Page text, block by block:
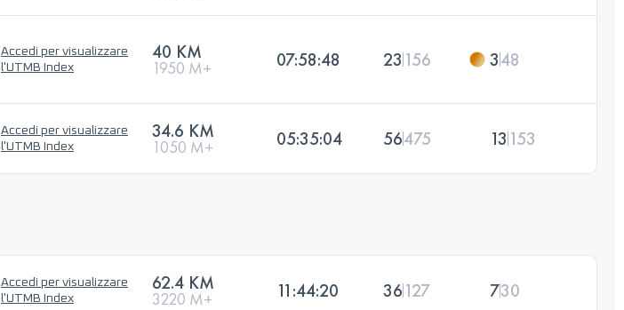
Accedi per visualizzare
l'UTMB Index
40 KM
1950 M+ 07:58:48 23 156 348
Accedi per visualizzare
l'UTMB Index
34.6 KM
1050 M+ 05:35:04 56475 13 153
Accedi per visualizzare
l'UTMB Index
62.4 KM
3220 M+ 11:44:20 36127 730